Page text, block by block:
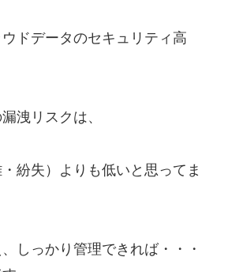
ドデータのセキュリティ高
洩リスクは、
紛失）よりも低いと思ってま
しっかり管理できれば・・・